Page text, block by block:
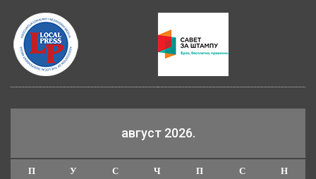
август 2026.
П У С Ч П С Н